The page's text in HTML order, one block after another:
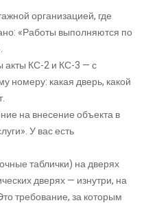
организацией, где
«Работы выполняются по
акты КС-2 и КС-3 — с
номеру: какая дверь, какой
на внесение объекта в
У вас есть
таблички) на дверях
дверях — изнутри, на
требование, за которым